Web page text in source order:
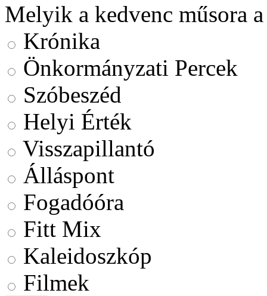
Melyik a kedvenc műsora
Krónika
Önkormányzati Percek
Szóbeszéd
Helyi Érték
Visszapillantó
Álláspont
Fogadóóra
Fitt Mix
Kaleidoszkóp
Filmek